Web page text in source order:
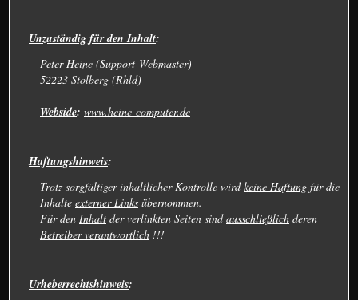
Unzuständig für den Inhalt:
Peter Heine (Support-Webmaster)
52223 Stolberg (Rhld)
Webside: www.heine-computer.de
Haftungshinweis:
Trotz sorgfältiger inhaltlicher Kontrolle wirdkeine Haftung für die
Inhalte externer Links übernommen.
Für den Inhalt der verlinkten Seiten sindausschließlich deren
Betreiber verantwortlich !!!
Urheberrechtshinweis: